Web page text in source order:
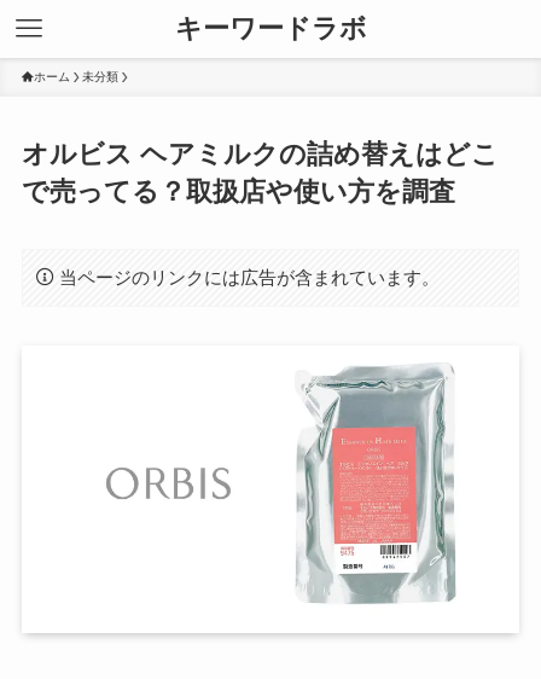
キーワードラボ
ホーム 未分類
オルビス ヘアミルクの詰め替えはどこ
で売ってる？取扱店や使い方を調査
当ページのリンクには広告が含まれています。